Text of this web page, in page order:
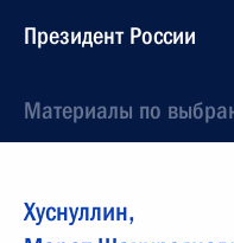
Президент России
Материалы по
Хуснуллин,